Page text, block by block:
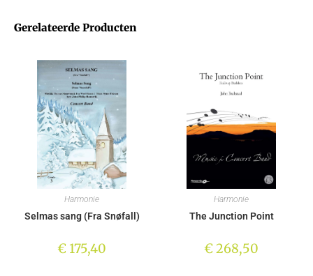
Gerelateerde Producten
Harmonie
Selmas sang (Fra Snøfall)
€175,40
Harmonie
The Junction Point
€268,50